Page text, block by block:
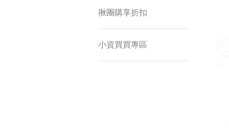
揪團購享折扣
小資買買專區